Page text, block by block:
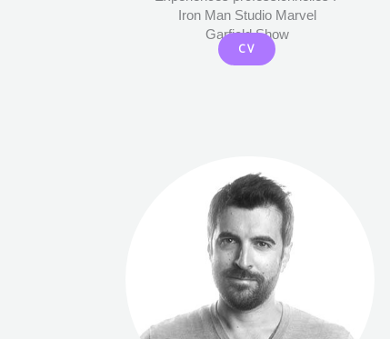
Iron Man Studio Marvel
Garfield Show
CV